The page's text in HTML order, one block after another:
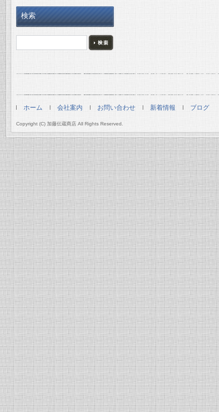
検索
ホーム 会社案内 お問い合わせ 新着情報 ブログ
Copyright (C) 加藤伝蔵商店 All Rights Reserved.